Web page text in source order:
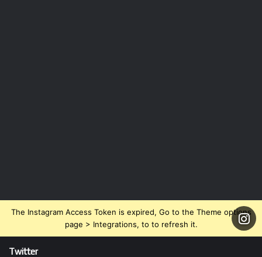
The Instagram Access Token is expired, Go to the Theme options
page > Integrations, to to refresh it.
Twitter